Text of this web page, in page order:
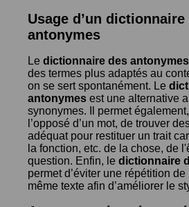
Usage d’un dictionnaire
antonymes
Le dictionnaire des antonymes
des termes plus adaptés au
on se sert spontanément. Le
antonymes est une alternative
synonymes. Il permet
l’opposé d’un mot, de trouver
adéquat pour restituer un trait
la fonction, etc. de la chose, de
question. Enfin, le dictionnaire
permet d’éviter une répétition
même texte afin d’améliorer le